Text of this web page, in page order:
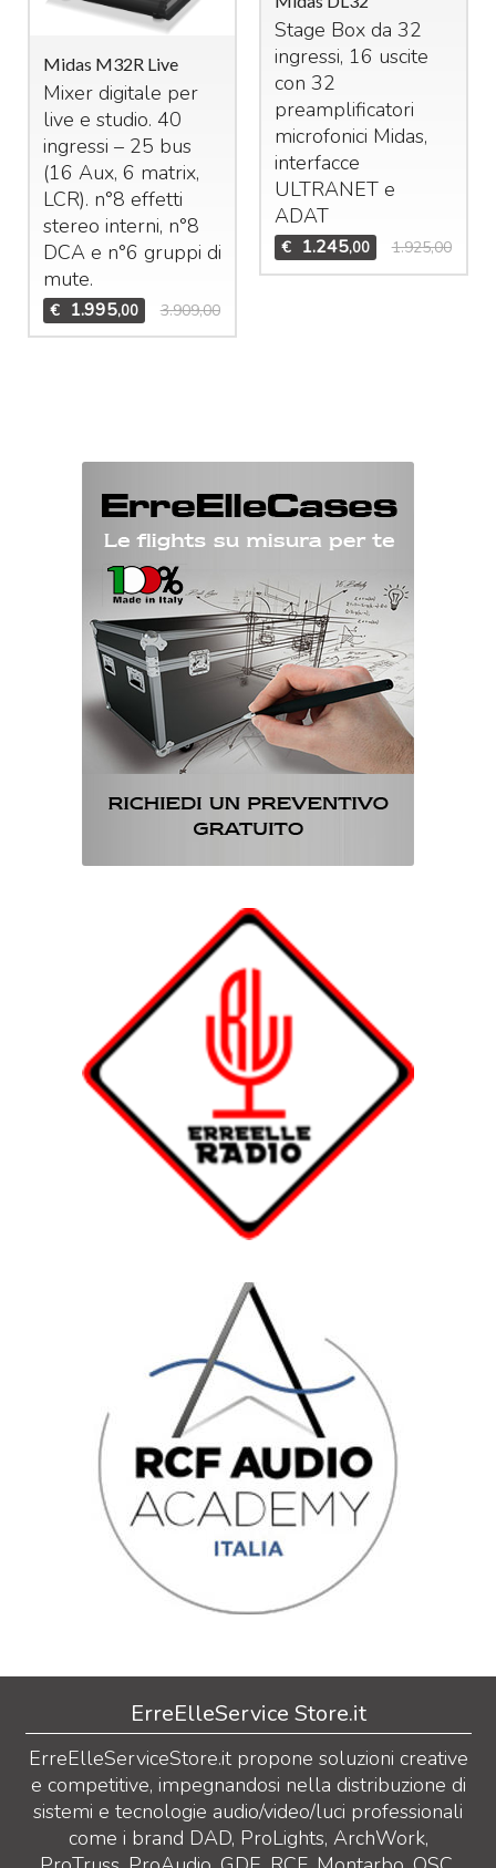
Midas M32R Live
Mixer digitale per
live e studio. 40
ingressi – 25 bus
(16 Aux, 6 matrix,
LCR). n°8 effetti
stereo interni, n°8
DCAe n°6 gruppi di
mute.
€ 1.995,00 3.909,00
Stage Box da 32
ingressi, 16 uscite
con 32
preamplificatori
microfonici Midas,
interfacce
ULTRANETe
ADAT
€ 1.245,00 1.925,00
ErreElleService Store.it
ErreElleServiceStore.it propone soluzioni creative
e competitive, impegnandosi nella distribuzione di
sistemi e tecnologie audio/video/luci professionali
come i brand DAD, ProLights, ArchWork,